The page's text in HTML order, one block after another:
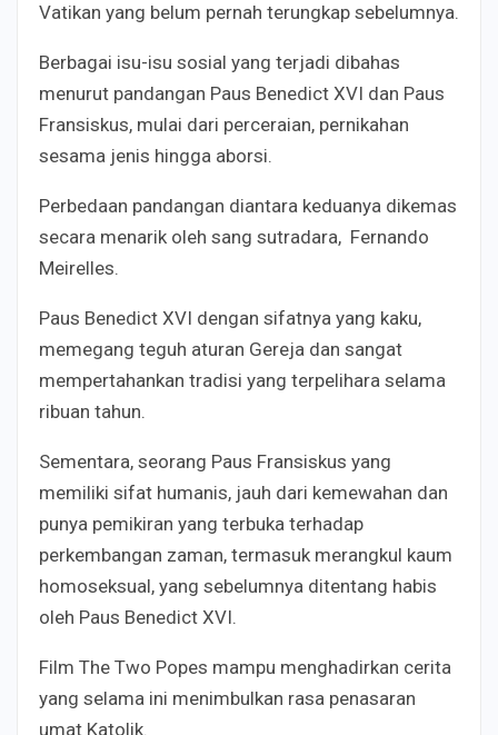
Vatikan yang belum pernah terungkap sebelumnya.
Berbagai isu-isu sosial yang terjadi dibahas
menurut pandangan Paus Benedict XVI dan Paus
Fransiskus, mulai dari perceraian, pernikahan
sesama jenis hingga aborsi.
Perbedaan pandangan diantara keduanya dikemas
secara menarik oleh sang sutradara, Fernando
Meirelles.
Paus Benedict XVI dengan sifatnya yang kaku,
memegang teguh aturan Gereja dan sangat
mempertahankan tradisi yang terpelihara selama
ribuan tahun.
Sementara, seorang Paus Fransiskus yang
memiliki sifat humanis, jauh dari kemewahan dan
punya pemikiran yang terbuka terhadap
perkembangan zaman, termasuk merangkul kaum
homoseksual, yang sebelumnya ditentang habis
oleh Paus Benedict XVI.
Film The Two Popes mampu menghadirkan cerita
yang selama ini menimbulkan rasa penasaran
umat Katolik.